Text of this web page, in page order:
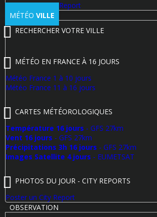
Poster un Snow Report
MÉTÉO VILLE
RECHERCHER VOTRE VILLE
MÉTÉO EN FRANCE À 16 JOURS
Météo France 1 à 10 jours
Météo France 11 à 16 jours
CARTES MÉTÉOROLOGIQUES
Température 16 jours - GFS 27km
Vent 16 jours - GFS 27km
Précipitations 3h 16 jours - GFS 27km
Images Satellite 4 jours - EUMETSAT
PHOTOS DU JOUR - CITY REPORTS
Poster un City Report
OBSERVATION